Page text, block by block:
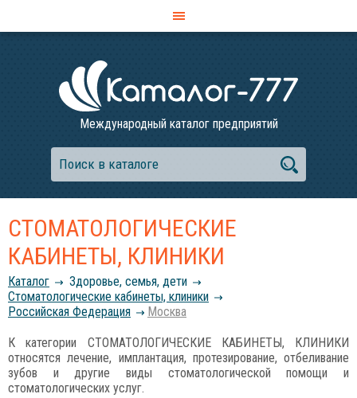
Международный каталог предприятий
СТОМАТОЛОГИЧЕСКИЕ
КАБИНЕТЫ, КЛИНИКИ
Каталог
Здоровье, семья, дети
Стоматологические кабинеты, клиники
Российcкая Федерация
Москва
К категории СТОМАТОЛОГИЧЕСКИЕ КАБИНЕТЫ, КЛИНИКИ
относятся лечение, имплантация, протезирование, отбеливание
зубов и другие виды стоматологической помощи и
стоматологических услуг.